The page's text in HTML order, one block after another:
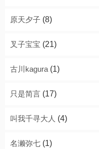
原天夕子 (8)
叉子宝宝 (21)
古川kagura (1)
只是简言 (17)
叫我千寻大人 (4)
名濑弥七 (1)